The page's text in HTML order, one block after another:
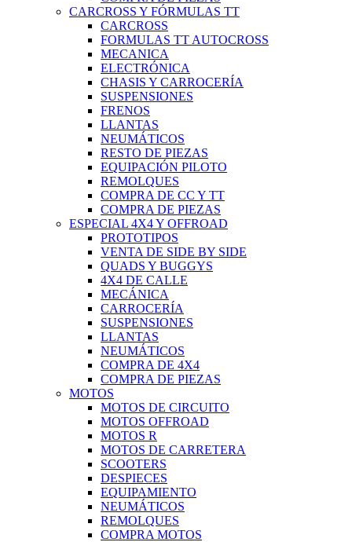
CARCROSS Y FÓRMULAS TT
CARCROSS
FORMULAS TT AUTOCROSS
MECANICA
ELECTRÓNICA
CHASIS Y CARROCERÍA
SUSPENSIONES
FRENOS
LLANTAS
NEUMÁTICOS
RESTO DE PIEZAS
EQUIPACIÓN PILOTO
REMOLQUES
COMPRA DE CC Y TT
COMPRA DE PIEZAS
ESPECIAL 4X4 Y OFFROAD
PROTOTIPOS
VENTA DE SIDE BY SIDE
QUADS Y BUGGYS
4X4 DE CALLE
MECÁNICA
CARROCERÍA
SUSPENSIONES
LLANTAS
NEUMÁTICOS
COMPRA DE 4X4
COMPRA DE PIEZAS
MOTOS
MOTOS DE CIRCUITO
MOTOS OFFROAD
MOTOS R
MOTOS DE CARRETERA
SCOOTERS
DESPIECES
EQUIPAMIENTO
NEUMÁTICOS
REMOLQUES
COMPRA MOTOS